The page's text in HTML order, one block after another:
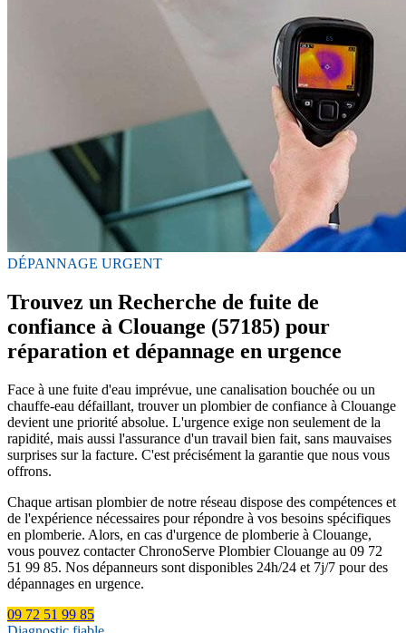
DÉPANNAGE URGENT
Trouvez un Recherche de fuite de
confiance à Clouange (57185) pour
réparation et dépannage en urgence
Face à une fuite d'eau imprévue, une canalisation bouchée ou un
chauffe-eau défaillant, trouver un plombier de confiance à Clouange
devient une priorité absolue. L'urgence exige non seulement de la
rapidité, mais aussi l'assurance d'un travail bien fait, sans mauvaises
surprises sur la facture. C'est précisément la garantie que nous vous
offrons.
Chaque artisan plombier de notre réseau dispose des compétences et
de l'expérience nécessaires pour répondre à vos besoins spécifiques
en plomberie. Alors, en cas d'urgence de plomberie à Clouange,
vous pouvez contacter ChronoServe Plombier Clouange au 09 72
51 99 85. Nos dépanneurs sont disponibles 24h/24 et 7j/7 pour des
dépannages en urgence.
09 72 51 99 85